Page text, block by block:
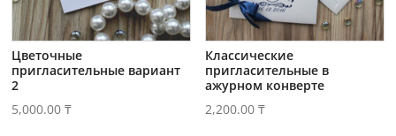
Цветочные
пригласительные вариант
2
5,000.00₸
Классические
пригласительные в
ажурном конверте
2,200.00₸